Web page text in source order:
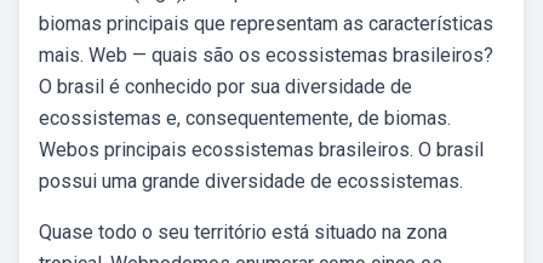
biomas principais que representam as características
mais. Web — quais são os ecossistemas brasileiros?
O brasil é conhecido por sua diversidade de
ecossistemas e, consequentemente, de biomas.
Webos principais ecossistemas brasileiros. O brasil
possui uma grande diversidade de ecossistemas.
Quase todo o seu território está situado na zona